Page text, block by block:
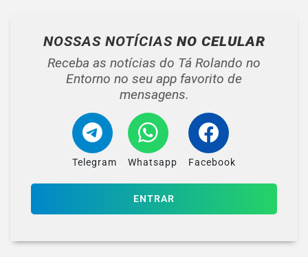
NOSSAS NOTÍCIAS NO CELULAR
Receba as notícias do Tá Rolando no
Entorno no seu app favorito de
mensagens.
Telegram Whatsapp Facebook
ENTRAR